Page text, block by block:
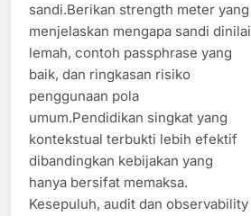
sandi.Berikan strength meter yang
menjelaskan mengapa sandi dinilai
lemah, contoh passphrase yang
baik, dan ringkasan risiko
penggunaan pola
umum.Pendidikan singkat yang
kontekstual terbukti lebih efektif
dibandingkan kebijakan yang
hanya bersifat memaksa.
Kesepuluh, audit dan observability